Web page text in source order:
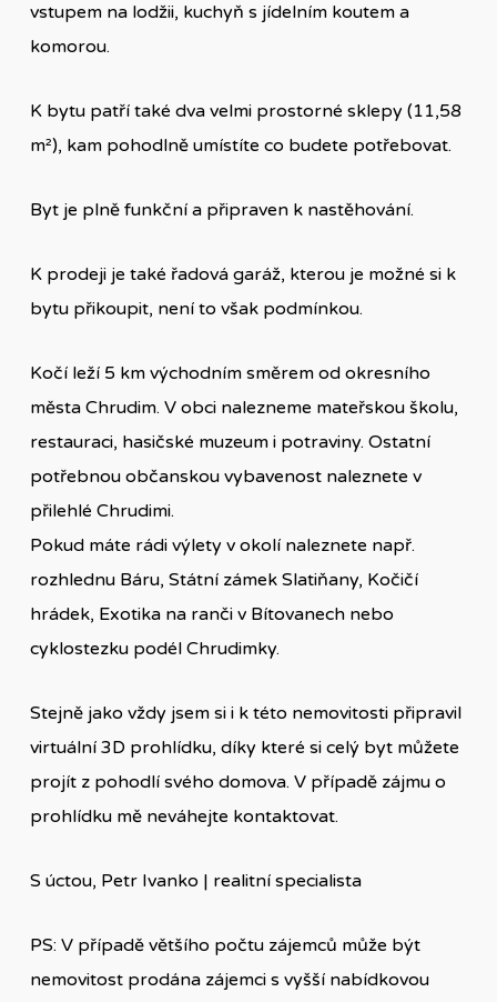
vstupem na lodžii, kuchyň s jídelním koutem a
komorou.
K bytu patří také dva velmi prostorné sklepy (11,58
m²), kam pohodlně umístíte co budete potřebovat.
Byt je plně funkční a připraven k nastěhování.
K prodeji je také řadová garáž, kterou je možné si k
bytu přikoupit, není to však podmínkou.
Kočí leží 5 km východním směrem od okresního
města Chrudim. V obci nalezneme mateřskou školu,
restauraci, hasičské muzeum i potraviny. Ostatní
potřebnou občanskou vybavenost naleznete v
přilehlé Chrudimi.
Pokud máte rádi výlety v okolí naleznete např.
rozhlednu Báru, Státní zámek Slatiňany, Kočičí
hrádek, Exotika na ranči v Bítovanech nebo
cyklostezku podél Chrudimky.
Stejně jako vždy jsem si i k této nemovitosti připravil
virtuální 3D prohlídku, díky které si celý byt můžete
projít z pohodlí svého domova. V případě zájmu o
prohlídku mě neváhejte kontaktovat.
S úctou, Petr Ivanko | realitní specialista
PS: V případě většího počtu zájemců může být
nemovitost prodána zájemci s vyšší nabídkovou